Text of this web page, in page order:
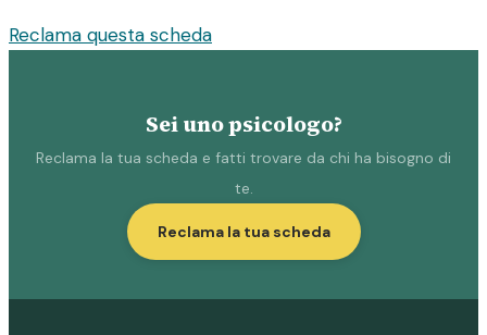
Reclama questa scheda
Sei uno psicologo?
Reclama la tua scheda e fatti trovare da chi ha bisogno di
te.
Reclama la tua scheda